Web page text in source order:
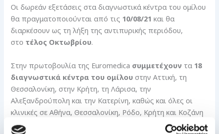
Οι δωρεάν εξετάσεις στα διαγνωστικά κέντρα του ομίλου
θα πραγματοποιούνται από τις 10/08/21 και θα
διαρκέσουν ως τη λήξη της αντιπυρικής περιόδου,
στο τέλος Οκτωβρίου.
Στην πρωτοβουλία της Euromedica συμμετέχουν τα 18
διαγνωστικά κέντρα του ομίλου στην Αττική, τη
Θεσσαλονίκη, στην Κρήτη, τη Λάρισα, την
Αλεξανδρούπολη και την Κατερίνη, καθώς και όλες οι
κλινικές σε Αθήνα, Θεσσαλονίκη, Ρόδο, Κρήτη και Κοζάνη